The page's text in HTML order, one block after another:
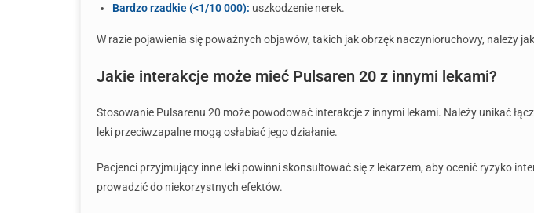
Bardzo rzadkie (<1/10 000): uszkodzenie nerek.
W razie pojawienia się poważnych objawów, takich jak obrzęk naczynioruchowy, należy
Jakie interakcje może mieć Pulsaren 20 z innymi lekami?
Stosowanie Pulsarenu 20 może powodować interakcje z innymi lekami. Należy unikać
leki przeciwzapalne mogą osłabiać jego działanie.
Pacjenci przyjmujący inne leki powinni skonsultować się z lekarzem, aby ocenić ryzyko
prowadzić do niekorzystnych efektów.